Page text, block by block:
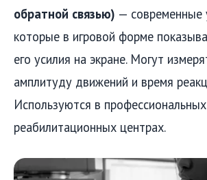
обратной связью) — современные
которые в игровой форме
его усилия на экране. Могут
амплитуду движений и время
Используются в профессиональных
реабилитационных центрах.